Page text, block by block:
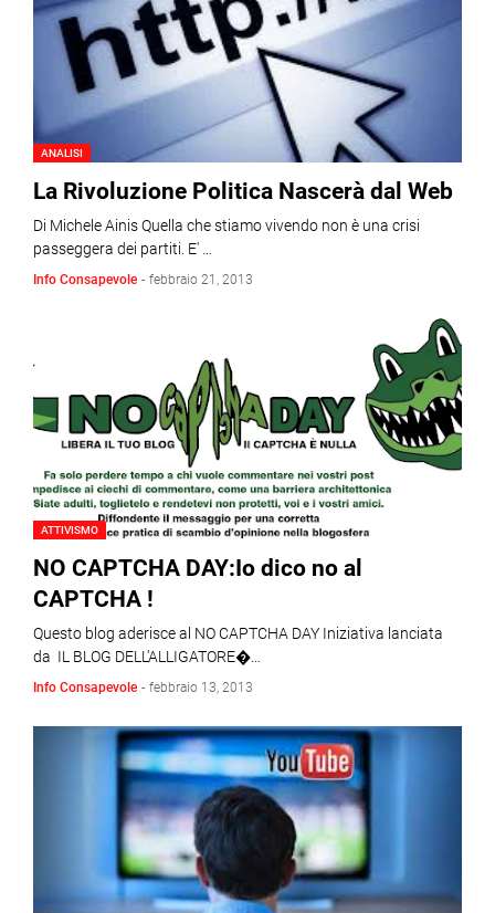
ANALISI
La Rivoluzione Politica Nascerà dal Web
Di Michele Ainis Quella che stiamo vivendo non è una crisi
passeggera dei partiti. E' …
Info Consapevole - febbraio 21, 2013
ATTIVISMO
NO CAPTCHA DAY:Io dico no al
CAPTCHA !
Questo blog aderisce al NO CAPTCHA DAY Iniziativa lanciata
da IL BLOG DELL'ALLIGATORE�…
Info Consapevole - febbraio 13, 2013